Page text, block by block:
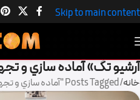
Skip to main content
آرشیو تگ» آماده سازي و
خانه Posts Tagged "آماده سازي و تجهیزات مدرسه هوشمند"